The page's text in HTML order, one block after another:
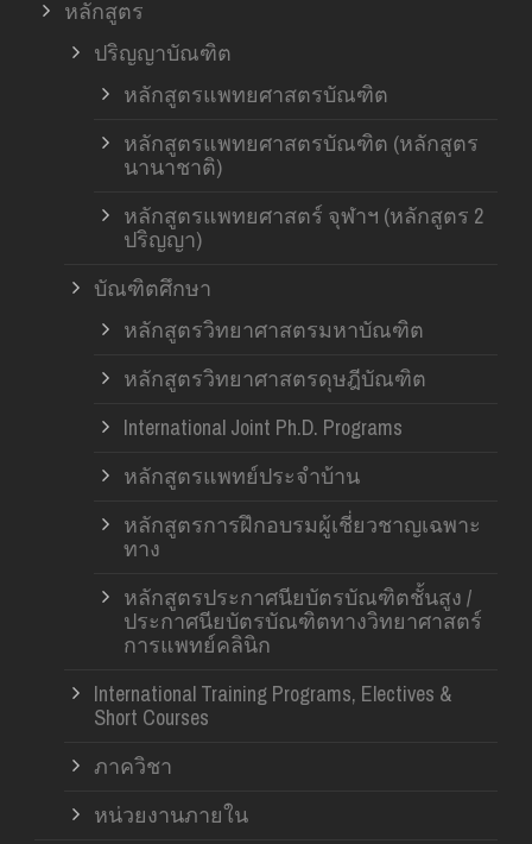
หลักสูตร
ปริญญาบัณฑิต
หลักสูตรแพทยศาสตรบัณฑิต
หลักสูตรแพทยศาสตรบัณฑิต (หลักสูตร
นานาชาติ)
หลักสูตรแพทยศาสตร์ จุฬาฯ (หลักสูตร 2
ปริญญา)
บัณฑิตศึกษา
หลักสูตรวิทยาศาสตรมหาบัณฑิต
หลักสูตรวิทยาศาสตรดุษฎีบัณฑิต
International Joint Ph.D. Programs
หลักสูตรแพทย์ประจำบ้าน
หลักสูตรการฝึกอบรมผู้เชี่ยวชาญเฉพาะ
ทาง
หลักสูตรประกาศนียบัตรบัณฑิตชั้นสูง /
ประกาศนียบัตรบัณฑิตทางวิทยาศาสตร์
การแพทย์คลินิก
International Training Programs, Electives &
Short Courses
ภาควิชา
หน่วยงานภายใน